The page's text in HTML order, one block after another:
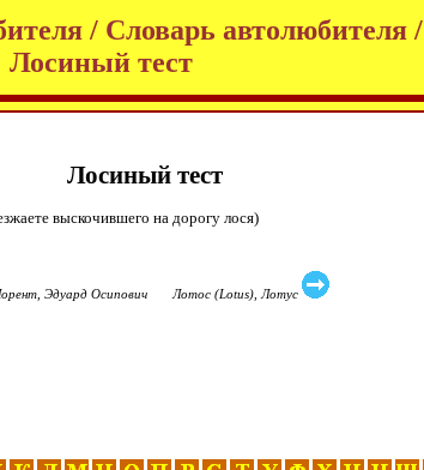
/ Словарь автолюбителя /
Лосиный тест
Лосиный тест
выскочившего на дорогу лося)
Эдуард Осипович Лотос (Lotus), Лотус